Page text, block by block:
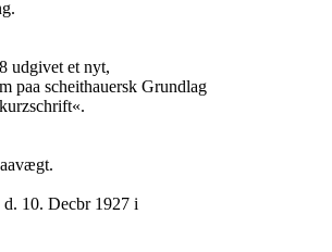
udgivet et nyt,
paa scheithauersk Grundlag
d. 10. Decbr 1927 i